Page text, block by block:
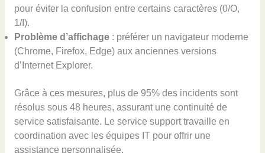
pour éviter la confusion entre certains caractères (0/O,
1/I).
Problème d’affichage: préférer un navigateur moderne
(Chrome, Firefox, Edge) aux anciennes versions
d’Internet Explorer.
Grâce à ces mesures, plus de 95% des incidents sont
résolus sous 48 heures, assurant une continuité de
service satisfaisante. Le service support travaille en
coordination avec les équipes IT pour offrir une
assistance personnalisée.